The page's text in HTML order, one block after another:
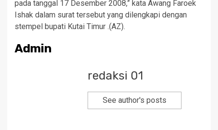
pada tanggal 17 Desember 2008,” kata Awang Faroek
Ishak dalam surat tersebut yang dilengkapi dengan
stempel bupati Kutai Timur .(AZ).
Admin
redaksi 01
See author's posts